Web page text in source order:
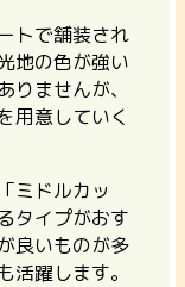
トで舗装され
地の色が強い
ませんが、
用意していく
ミドルカッ
タイプがおす
良いものが多
活躍します。